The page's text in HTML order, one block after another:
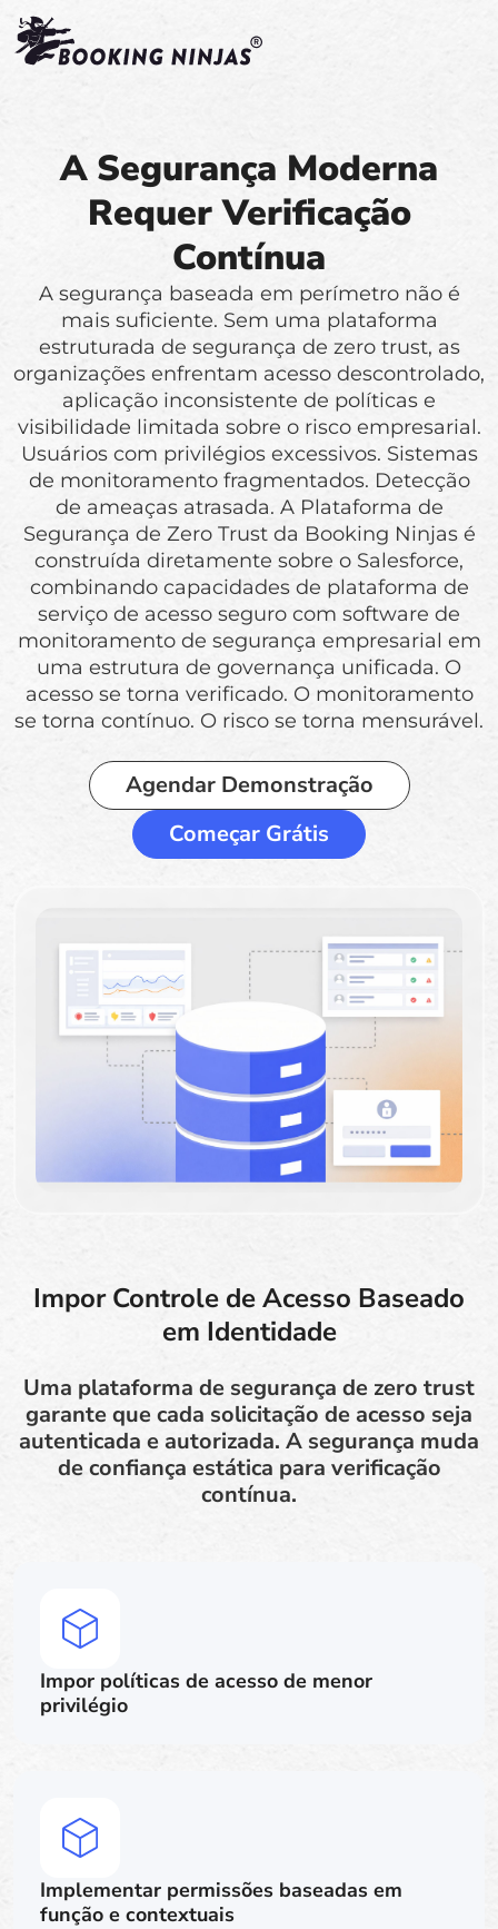
A Segurança Moderna
Requer Verificação
Contínua
A segurança baseada em perímetro não é
mais suficiente. Sem uma plataforma
estruturada de segurança de zero trust, as
organizações enfrentam acesso descontrolado,
aplicação inconsistente de políticas e
visibilidade limitada sobre o risco empresarial.
Usuários com privilégios excessivos. Sistemas
de monitoramento fragmentados. Detecção
de ameaças atrasada. A Plataforma de
Segurança de Zero Trust da Booking Ninjas é
construída diretamente sobre o Salesforce,
combinando capacidades de plataforma de
serviço de acesso seguro com software de
monitoramento de segurança empresarial em
uma estrutura de governança unificada. O
acesso se torna verificado. O monitoramento
se torna contínuo. O risco se torna mensurável.
Agendar Demonstração
Começar Grátis
Impor Controle de Acesso Baseado
em Identidade
Uma plataforma de segurança de zero trust
garante que cada solicitação de acesso seja
autenticada e autorizada. A segurança muda
de confiança estática para verificação
contínua.
Impor políticas de acesso de menor
privilégio
Implementar permissões baseadas em
função e contextuais